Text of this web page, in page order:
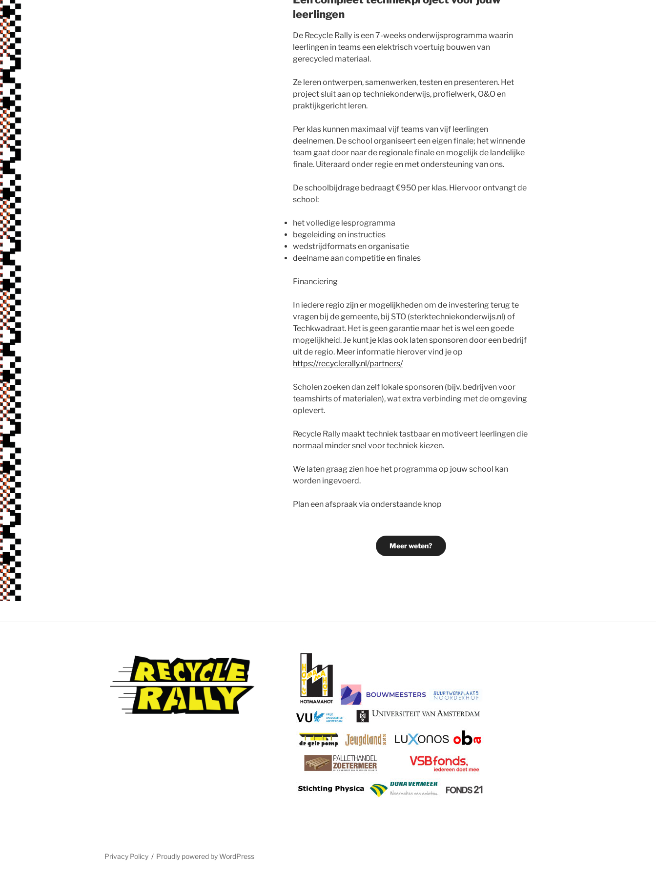
leerlingen
De Recycle Rally is een 7-weeks onderwijsprogramma waarin
leerlingen in teams een elektrisch voertuig bouwen van
gerecycled materiaal.
Ze leren ontwerpen, samenwerken, testen en presenteren. Het
project sluit aan op techniekonderwijs, profielwerk, O&O en
praktijkgericht leren.
Per klas kunnen maximaal vijf teams van vijf leerlingen
deelnemen. De school organiseert een eigen finale; het winnende
team gaat door naar de regionale finale en mogelijk de landelijke
finale. Uiteraard onder regie en met ondersteuning van ons.
De schoolbijdrage bedraagt €950 per klas. Hiervoor ontvangt de
school:
het volledige lesprogramma
begeleiding en instructies
wedstrijdformats en organisatie
deelname aan competitie en finales
Financiering
In iedere regio zijn er mogelijkheden om de investering terug te
vragen bij de gemeente, bij STO (sterktechniekonderwijs.nl) of
Techkwadraat. Het is geen garantie maar het is wel een goede
mogelijkheid. Je kunt je klas ook laten sponsoren door een bedrijf
uit de regio. Meer informatie hierover vind je op
https://recyclerally.nl/partners/
Scholen zoeken dan zelf lokale sponsoren (bijv. bedrijven voor
teamshirts of materialen), wat extra verbinding met de omgeving
oplevert.
Recycle Rally maakt techniek tastbaar en motiveert leerlingen die
normaal minder snel voor techniek kiezen.
We laten graag zien hoe het programma op jouw school kan
worden ingevoerd.
Plan een afspraak via onderstaande knop
Meer weten?
Privacy Policy Proudly powered by WordPress